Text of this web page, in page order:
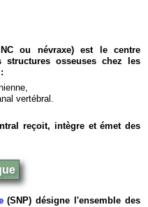
ou névraxe) est le centre
osseuses chez les
vertébral.
reçoit, intègre et émet des
(SNP) désigne l'ensemble des